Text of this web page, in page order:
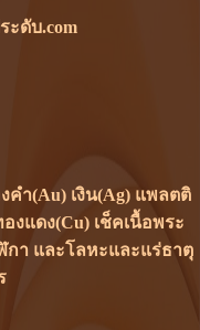
ะดับ.com
คำ(Au) เงิน(Ag) แพลตติ
งแดง(Cu) เช็คเนื้อพระ
กา และโลหะและแร่ธาตุ